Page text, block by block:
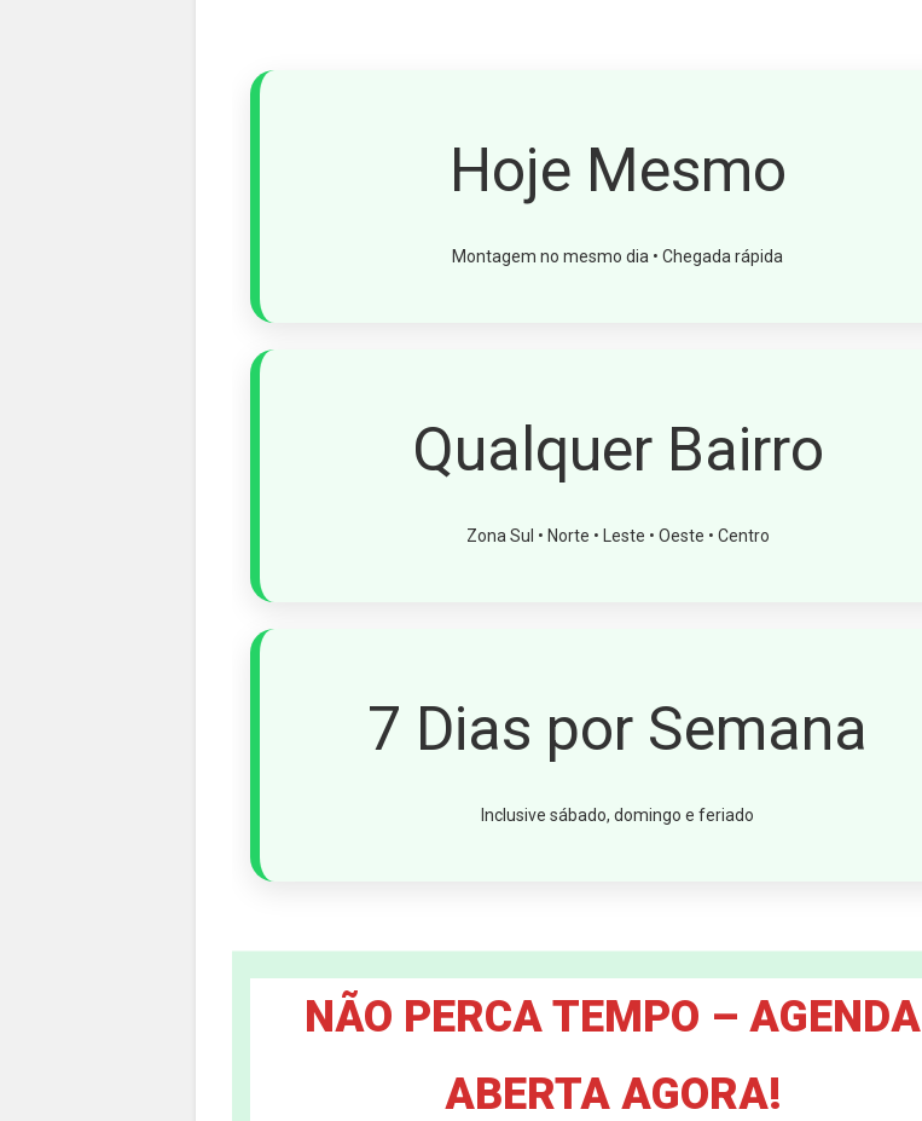
Hoje Mesmo
Montagem no mesmo dia • Chegada rápida
Qualquer Bairro
Zona Sul • Norte • Leste • Oeste • Centro
7 Dias por Semana
Inclusive sábado, domingo e feriado
NÃO PERCA TEMPO – AGENDA
ABERTA AGORA!